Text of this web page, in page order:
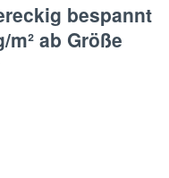
bespannt
ab Größe